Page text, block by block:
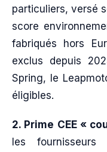
particuliers, versé
score
fabriqués hors
exclus depuis
Spring, le
éligibles.
2. Prime CEE «
les fournisseurs